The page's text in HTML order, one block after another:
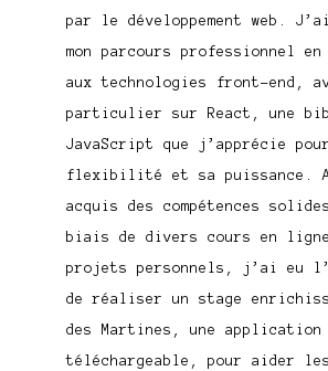
par le développement web. J’ai
mon parcours professionnel en
aux technologies front-end,
particulier sur React, une
JavaScript que j’apprécie
flexibilité et sa puissance.
acquis des compétences
biais de divers cours en
projets personnels, j’ai eu
de réaliser un stage
des Martines, une application
téléchargeable, pour aider les